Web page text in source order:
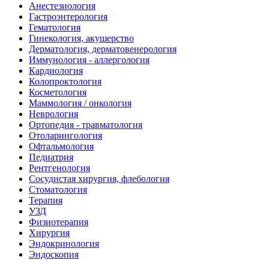
Анестезиология
Гастроэнтерология
Гематология
Гинекология, акушерство
Дерматология, дерматовенерология
Иммунология - аллергология
Кардиология
Колопроктология
Косметология
Маммология / онкология
Неврология
Ортопедия - травматология
Отоларингология
Офтальмология
Педиатрия
Рентгенология
Сосудистая хирургия, флебология
Стоматология
Терапия
УЗД
Физиотерапия
Хирургия
Эндокринология
Эндоскопия